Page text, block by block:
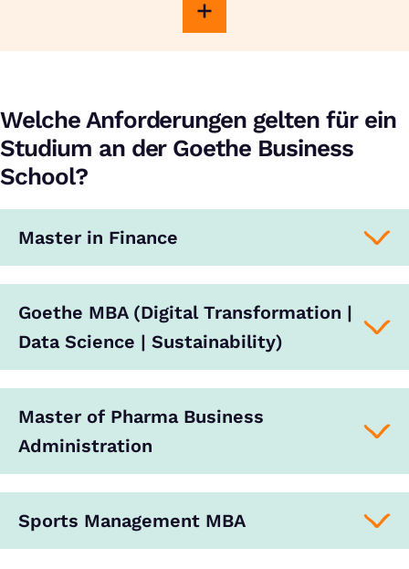
Welche Anforderungen gelten für ein
Studium an der Goethe Business
School?
Master in Finance
Goethe MBA (Digital Transformation |
Data Science | Sustainability)
Master of Pharma Business
Administration
Sports Management MBA